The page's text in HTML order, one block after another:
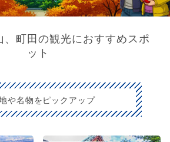
、町田の観光におすすめスポ
ット
や名物をピックアップ